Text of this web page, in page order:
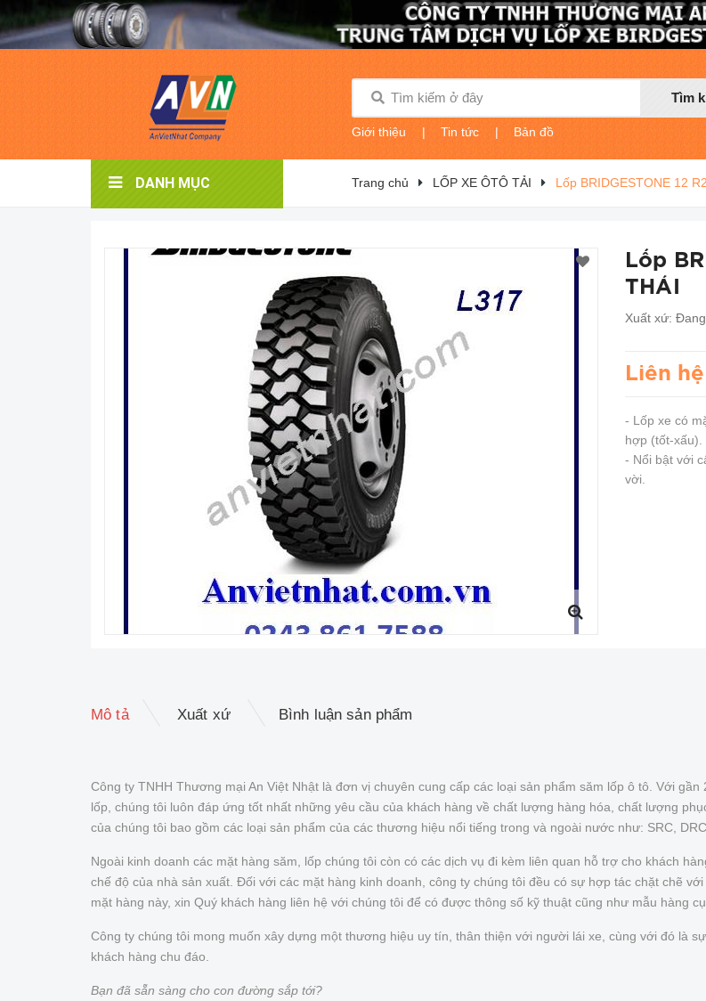
Tìm
Giới thiệu | Tin tức | Bản đồ
DANH MỤC Trang chủ LỐP XE ÔTÔ TẢI Lốp BRIDGESTONE 12
Lốp
THÁI
Xuất xứ:
Liên hệ
- Lốp xe có
hợp (tốt-xấu).
- Nổi bật với
vời.
Mô tả Xuất xứ Bình luận sản phẩm
Công ty TNHH Thương mại An Việt Nhật là đơn vị chuyên cung cấp các loại sản phẩm săm lốp ô tô. Với
lốp, chúng tôi luôn đáp ứng tốt nhất những yêu cầu của khách hàng về chất lượng hàng hóa, chất lượng
của chúng tôi bao gồm các loại sản phẩm của các thương hiệu nổi tiếng trong và ngoài nước như: SRC,
Ngoài kinh doanh các mặt hàng săm, lốp chúng tôi còn có các dịch vụ đi kèm liên quan hỗ trợ cho khách
chế độ của nhà sản xuất. Đối với các mặt hàng kinh doanh, công ty chúng tôi đều có sự hợp tác chặt chẽ
mặt hàng này, xin Quý khách hàng liên hệ với chúng tôi để có được thông số kỹ thuật cũng như mẫu hàng cụ
Công ty chúng tôi mong muốn xây dựng một thương hiệu uy tín, thân thiện với người lái xe, cùng với đó là
khách hàng chu đáo.
Bạn đã sẵn sàng cho con đường sắp tới?